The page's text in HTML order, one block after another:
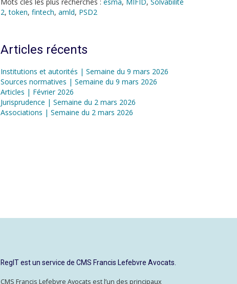
2,token, fintech, amld, PSD2
Articles récents
Institutions et autorités | Semaine du 9 mars 2026
Sources normatives | Semaine du 9 mars 2026
Articles | Février 2026
Jurisprudence | Semaine du 2 mars 2026
Associations | Semaine du 2 mars 2026
RegIT est un service de CMS Francis Lefebvre Avocats.
CMS Francis Lefebvre Avocats est l’un des principaux